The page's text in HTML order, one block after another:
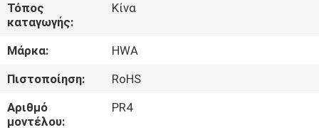
ΕΜΆΣ
ΕΠΙΣΚΈΨΕΙΣ
ΣΤΟ
ΕΡΓΟΣΤΆΣΙΟ
Τόπος
καταγωγής:
Κίνα
Μάρκα:
HWA
Πιστοποίηση:
RoHS
Αριθμό
μοντέλου:
PR4